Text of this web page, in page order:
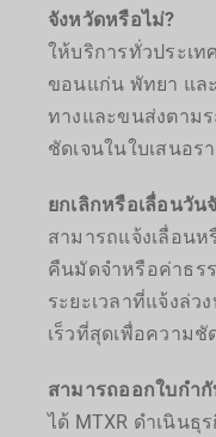
จังหวัดหรือไม่?
ให้บริการทั่วประเท
ขอนแก่น พัทยา แล
ทางและขนส่งตามร
ชัดเจนในใบเสนอร
ยกเลิกหรือเลื่อนวัน
สามารถแจ้งเลื่อนห
คืนมัดจำหรือค่าธร
ระยะเวลาที่แจ้งล่
เร็วที่สุดเพื่อความ
สามารถออกใบกำ
ได้ MTXR ดำเนิน